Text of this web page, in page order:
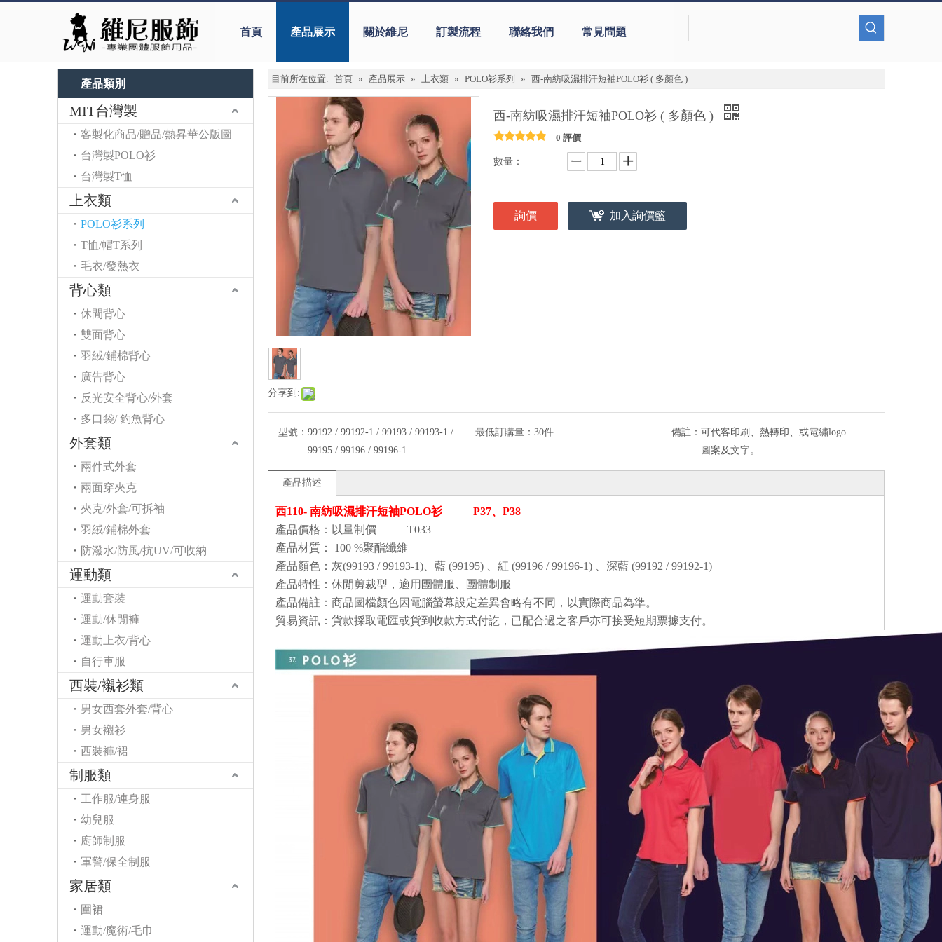
首頁 產品展示 關於維尼 訂製流程 聯絡我們 常見問題
產品類別
MIT台灣製
客製化商品/贈品/熱昇華公版圖
台灣製POLO衫
台灣製T恤
上衣類
POLO衫系列
T恤/帽T系列
毛衣/發熱衣
背心類
休閒背心
雙面背心
羽絨/鋪棉背心
廣告背心
反光安全背心/外套
多口袋/ 釣魚背心
外套類
兩件式外套
兩面穿夾克
夾克/外套/可拆袖
羽絨/鋪棉外套
防潑水/防風/抗UV/可收納
運動類
運動套裝
運動/休閒褲
運動上衣/背心
自行車服
西裝/襯衫類
男女西套外套/背心
男女襯衫
西裝褲/裙
制服類
工作服/連身服
幼兒服
廚師制服
軍警/保全制服
家居類
圍裙
運動/魔術/毛巾
目前所在位置: 首頁 » 產品展示 » 上衣類 » POLO衫系列 » 西-南紡吸濕排汗短袖POLO衫 ( 多顏色 )
分享到:
西-南紡吸濕排汗短袖POLO衫 ( 多顏色 )
0 評價
數量：
詢價 加入詢價籃
型號： 99192 / 99192-1 / 99193 / 99193-1 /
99195 / 99196 / 99196-1
最低訂購量： 30件 備註： 可代客印刷、熱轉印、或電繡logo
圖案及文字。
產品描述
西110- 南紡吸濕排汗短袖POLO衫 P37、P38
產品價格：以量制價 T033
產品材質 ： 100 %聚酯纖維
產品顏色 ：灰(99193 / 99193-1)、藍 (99195) 、紅 (99196 / 99196-1) 、深藍 (99192 / 99192-1)
產品特性 ： 休閒剪裁型 ， 適用團體服、團體制服
產品備註：商品圖檔顏色因電腦螢幕設定差異會略有不同，以實際商品為準。
貿易資訊：貨款採取電匯或貨到收款方式付訖，已配合過之客戶亦可接受短期票據支付。